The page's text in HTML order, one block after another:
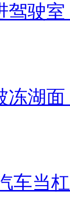
驾驶
冻湖
车当